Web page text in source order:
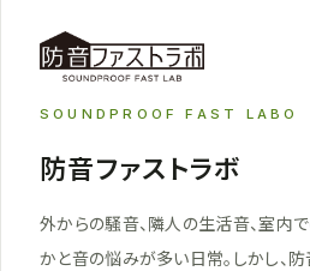
SOUNDPROOF FAST LABO
防音ファストラボ
外からの騒音、隣人の生活音、室
かと音の悩みが多い日常。しかし、